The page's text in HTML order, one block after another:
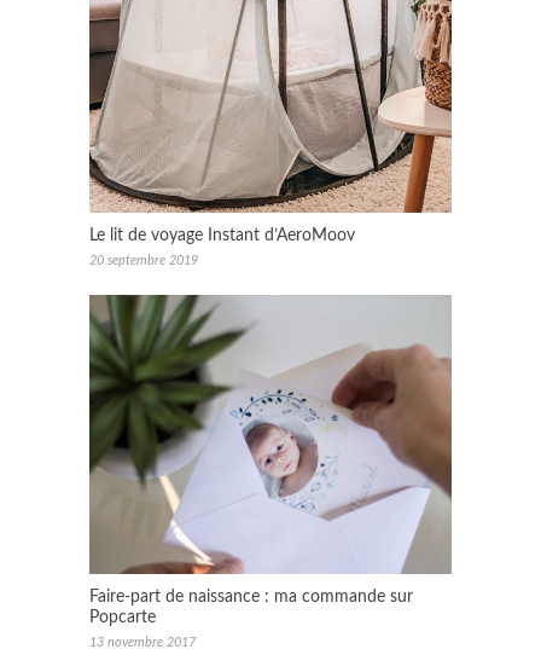
Le lit de voyage Instant d’AeroMoov
20 septembre 2019
Faire-part de naissance : ma commande sur
Popcarte
13 novembre 2017